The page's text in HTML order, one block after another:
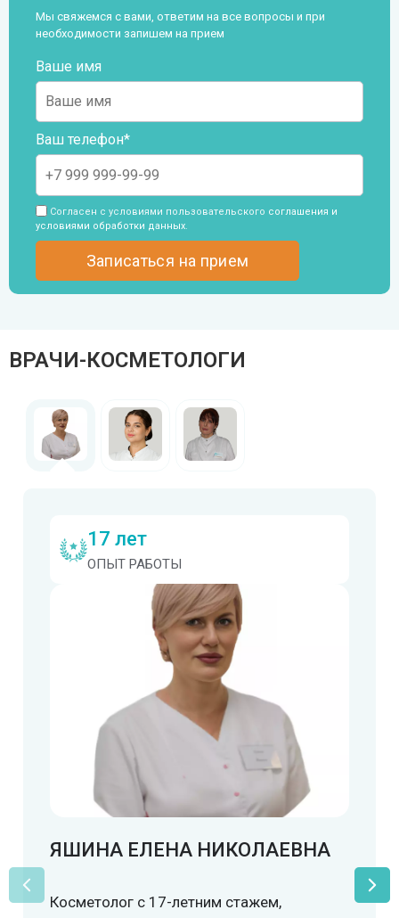
Мы свяжемся с вами, ответим на все вопросы и при
необходимости запишем на прием
Ваше имя
Ваш телефон*
Согласен с условиями пользовательского соглашения и
условиями обработки данных.
ВРАЧИ-КОСМЕТОЛОГИ
17 лет
ОПЫТ РАБОТЫ
ЯШИНА ЕЛЕНА НИКОЛАЕВНА
Косметолог с 17-летним стажем,